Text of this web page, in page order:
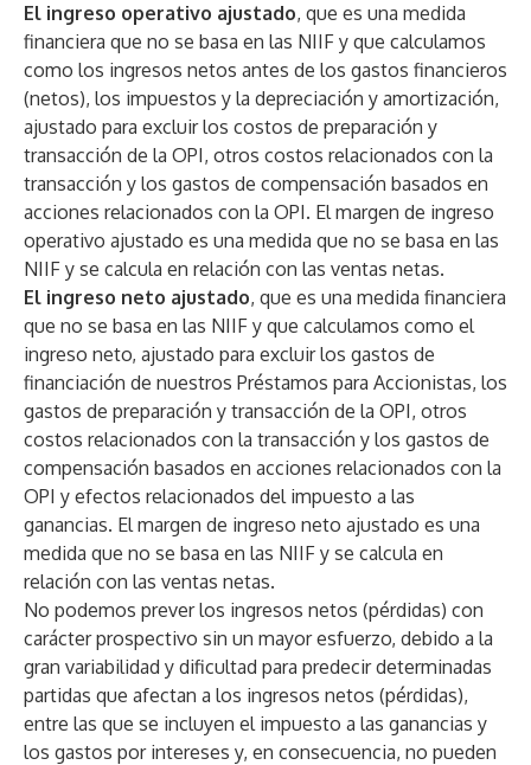
El ingreso operativo ajustado, que es una medida
financiera que no se basa en las NIIF y que calculamos
como los ingresos netos antes de los gastos financieros
(netos), los impuestos y la depreciación y amortización,
ajustado para excluir los costos de preparación y
transacción de la OPI, otros costos relacionados con la
transacción y los gastos de compensación basados en
acciones relacionados con la OPI. El margen de ingreso
operativo ajustado es una medida que no se basa en las
NIIF y se calcula en relación con las ventas netas.
El ingreso neto ajustado, que es una medida financiera
que no se basa en las NIIF y que calculamos como el
ingreso neto, ajustado para excluir los gastos de
financiación de nuestros Préstamos para Accionistas, los
gastos de preparación y transacción de la OPI, otros
costos relacionados con la transacción y los gastos de
compensación basados en acciones relacionados con la
OPI y efectos relacionados del impuesto a las
ganancias. El margen de ingreso neto ajustado es una
medida que no se basa en las NIIF y se calcula en
relación con las ventas netas.
No podemos prever los ingresos netos (pérdidas) con
carácter prospectivo sin un mayor esfuerzo, debido a la
gran variabilidad y dificultad para predecir determinadas
partidas que afectan a los ingresos netos (pérdidas),
entre las que se incluyen el impuesto a las ganancias y
los gastos por intereses y, en consecuencia, no pueden